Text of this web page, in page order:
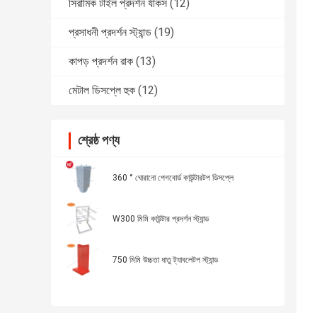
সিরামিক টাইল প্রদর্শন র্যাকস (12)
প্রসাধনী প্রদর্শন স্ট্যান্ড (19)
কাপড় প্রদর্শন রাক (13)
মেটাল ডিসপ্লে হুক (12)
শ্রেষ্ঠ পণ্য
360 ° ঘোরানো পেগবোর্ড কাউন্টারটপ ডিসপ্লে
W300 মিমি কাউন্টার প্রদর্শন স্ট্যান্ড
750 মিমি উচ্চতা ধাতু ট্যাবলেটপ স্ট্যান্ড